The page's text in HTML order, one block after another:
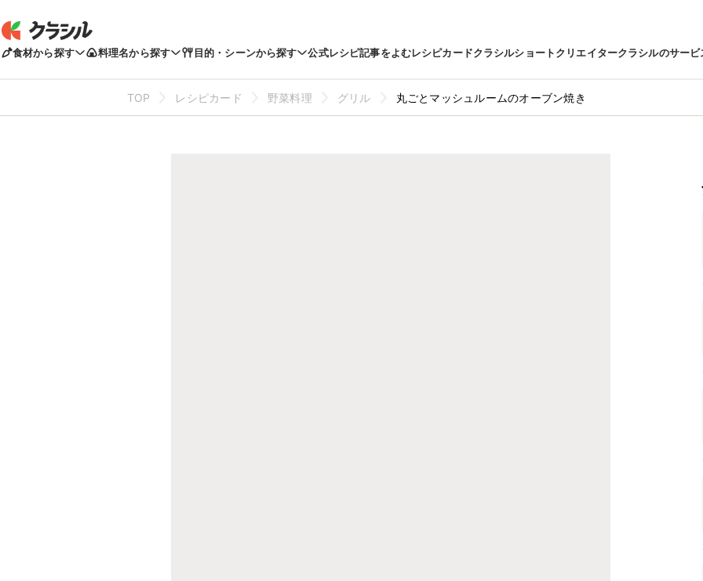
食材から探す 料理名から探す 目的・シーンから探す 公式レシピ記事をよむレシピカードクラシルショートクリエイタークラシルのサービ
TOP レシピカード 野菜料理 グリル 丸ごとマッシュルームのオーブン焼き